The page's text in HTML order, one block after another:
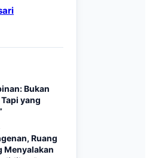
Bukan
yang
Ruang
Menyalakan